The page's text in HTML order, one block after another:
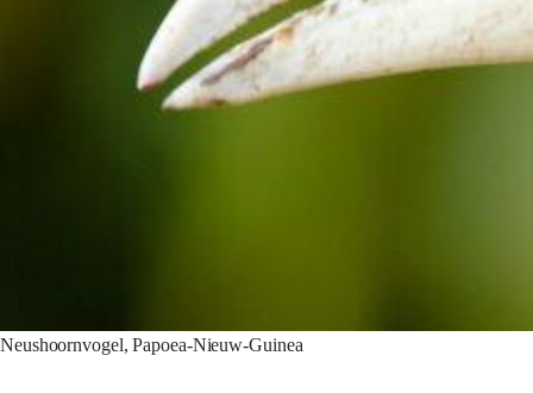
Neushoornvogel, Papoea-Nieuw-Guinea